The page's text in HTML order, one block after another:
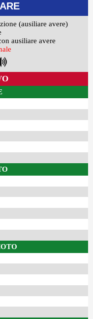
(ausiliare avere)
ausiliare avere